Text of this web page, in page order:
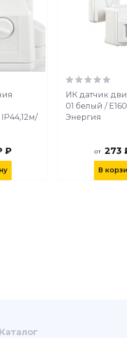
₽
ИК датчик
01 белый /
Энергия
от 273
В
Каталог